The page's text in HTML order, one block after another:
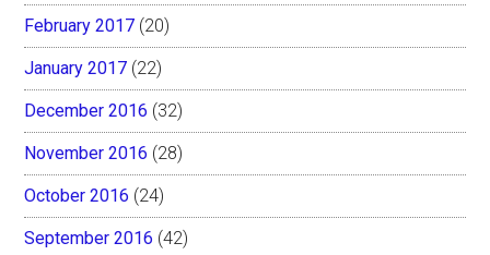
February 2017 (20)
January 2017 (22)
December 2016 (32)
November 2016 (28)
October 2016 (24)
September 2016 (42)